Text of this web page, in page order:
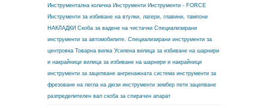
Инструментална количка Инструменти Инструменти - FORCE
Инструменти за избиване на втулки, лагери, главини, тампони
НАКЛАДКИ Скоба за вадене на чистачки Специализирани
инструменти за автомобилите. Специализирани инструменти за
центровка Товарна вилка Усилена вилица за избиване на шарнири
и накрайници вилица за избиване на шарнири и накрайници
инструменти за зацепване ангренажната система инструменти за
фрезоване на легла на дюзи инструменти зембер пети зацепване
разпределителен вал скоба за спирачен апарат